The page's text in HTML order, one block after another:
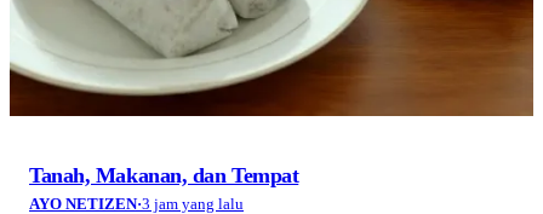
Tanah, Makanan, dan Tempat
AYO NETIZEN·3 jam yang lalu